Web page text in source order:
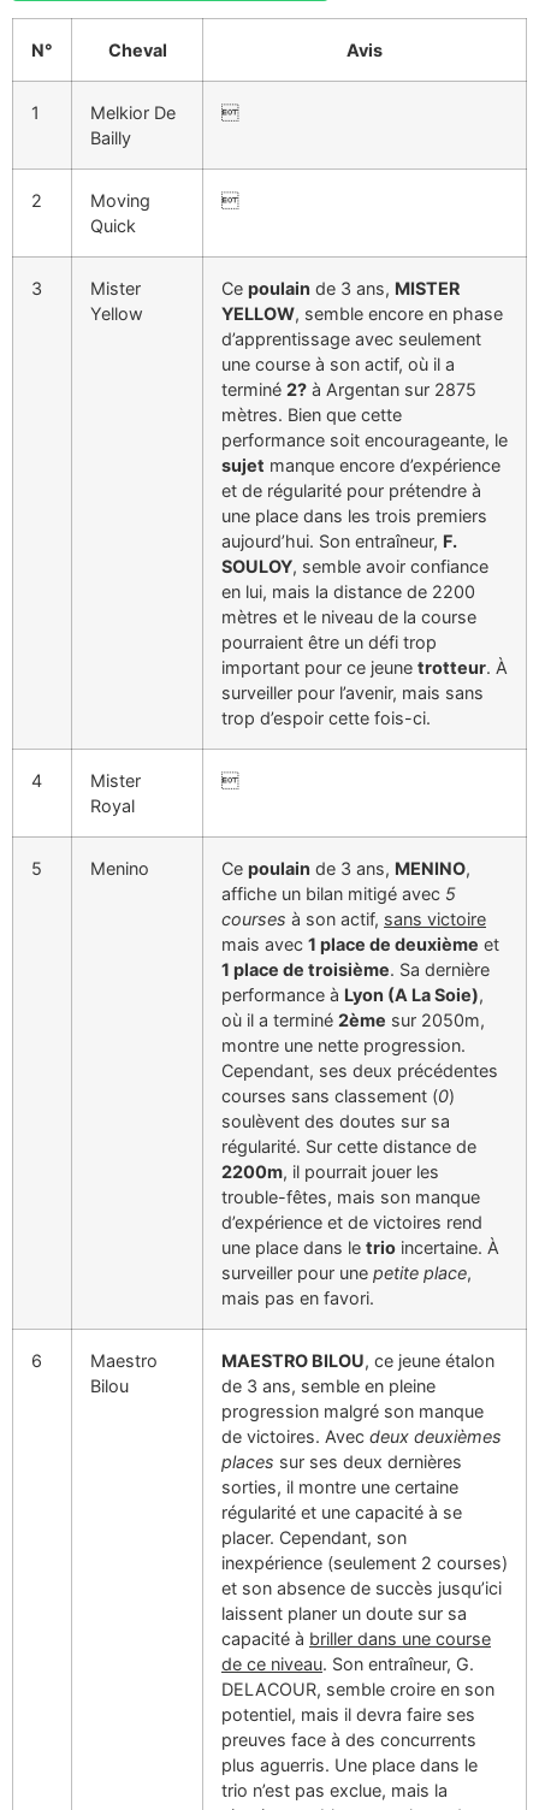
N° Cheval Avis
1
Melkior De
Bailly

2
Moving
Quick

3
Mister
Yellow
Ce poulain de 3 ans, MISTER
YELLOW, semble encore en phase
d’apprentissage avec seulement
une course à son actif, où il a
terminé 2? à Argentan sur 2875
mètres. Bien que cette
performance soit encourageante, le
sujet manque encore d’expérience
et de régularité pour prétendre à
une place dans les trois premiers
aujourd’hui. Son entraîneur, F.
SOULOY, semble avoir confiance
en lui, mais la distance de 2200
mètres et le niveau de la course
pourraient être un défi trop
important pour ce jeune trotteur. À
surveiller pour l’avenir, mais sans
trop d’espoir cette fois-ci.
4
Mister
Royal

5 Menino Ce poulain de 3 ans, MENINO,
affiche un bilan mitigé avec 5
courses à son actif, sans victoire
mais avec 1 place de deuxième et
1 place de troisième. Sa dernière
performance à Lyon (A La Soie),
où il a terminé 2ème sur 2050m,
montre une nette progression.
Cependant, ses deux précédentes
courses sans classement (0)
soulèvent des doutes sur sa
régularité. Sur cette distance de
2200m, il pourrait jouer les
trouble-fêtes, mais son manque
d’expérience et de victoires rend
une place dans le trio incertaine. À
surveiller pour une petite place,
mais pas en favori.
6
Maestro
Bilou
MAESTRO BILOU, ce jeune étalon
de 3 ans, semble en pleine
progression malgré son manque
de victoires. Avec deux deuxièmes
places sur ses deux dernières
sorties, il montre une certaine
régularité et une capacité à se
placer. Cependant, son
inexpérience (seulement 2 courses)
et son absence de succès jusqu’ici
laissent planer un doute sur sa
capacité à briller dans une course
de ce niveau. Son entraîneur, G.
DELACOUR, semble croire en son
potentiel, mais il devra faire ses
preuves face à des concurrents
plus aguerris. Une place dans le
trio n’est pas exclue, mais la